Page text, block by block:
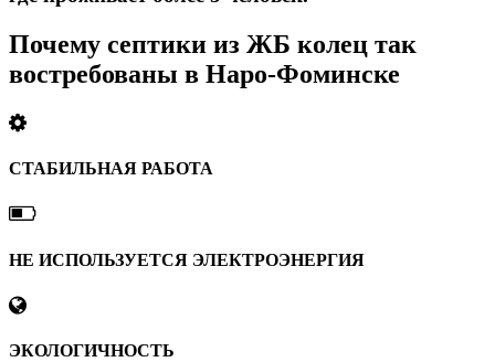
Почему септики из ЖБ колец так
востребованы в Наро-Фоминске
СТАБИЛЬНАЯ РАБОТА
НЕ ИСПОЛЬЗУЕТСЯ ЭЛЕКТРОЭНЕРГИЯ
ЭКОЛОГИЧНОСТЬ